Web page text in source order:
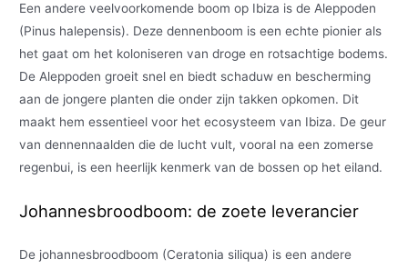
Een andere veelvoorkomende boom op Ibiza is de Aleppoden
(Pinus halepensis). Deze dennenboom is een echte pionier als
het gaat om het koloniseren van droge en rotsachtige bodems.
De Aleppoden groeit snel en biedt schaduw en bescherming
aan de jongere planten die onder zijn takken opkomen. Dit
maakt hem essentieel voor het ecosysteem van Ibiza. De geur
van dennennaalden die de lucht vult, vooral na een zomerse
regenbui, is een heerlijk kenmerk van de bossen op het eiland.
Johannesbroodboom: de zoete leverancier
De johannesbroodboom (Ceratonia siliqua) is een andere